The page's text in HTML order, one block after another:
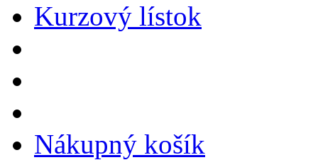
Kurzový lístok
Nákupný košík